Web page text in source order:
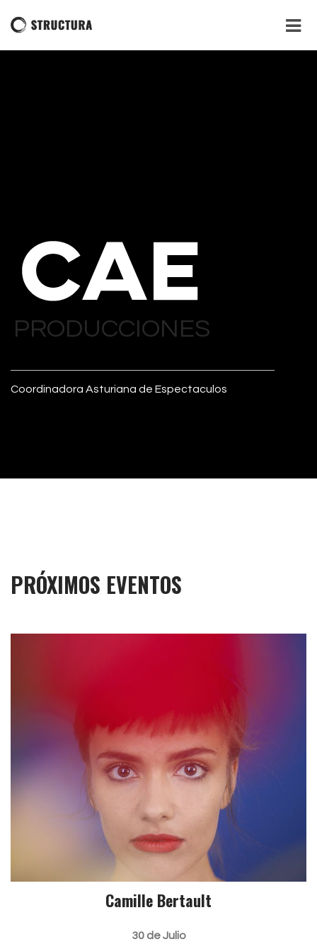
PRODUCCIONES
Coordinadora Asturiana de Espectaculos
PRÓXIMOS EVENTOS
Camille Bertault
30 de Julio